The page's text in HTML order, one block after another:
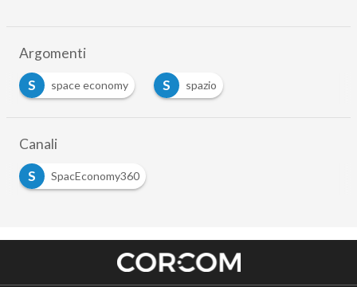
Argomenti
S
space economy S
spazio
Canali
S
SpacEconomy360